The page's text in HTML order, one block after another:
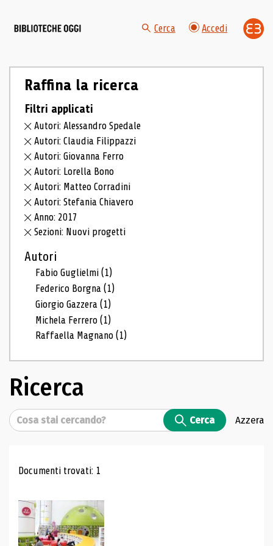
Cerca Accedi
Raffina la ricerca
Filtri applicati
Autori: Alessandro Spedale
Autori: Claudia Filippazzi
Autori: Giovanna Ferro
Autori: Lorella Bono
Autori: Matteo Corradini
Autori: Stefania Chiavero
Anno: 2017
Sezioni: Nuovi progetti
Autori
Fabio Guglielmi(1)
Federico Borgna(1)
Giorgio Gazzera(1)
Michela Ferrero(1)
Raffaella Magnano(1)
Ricerca
Cerca Cerca Azzera
Risultati di ricerca
Documenti trovati: 1